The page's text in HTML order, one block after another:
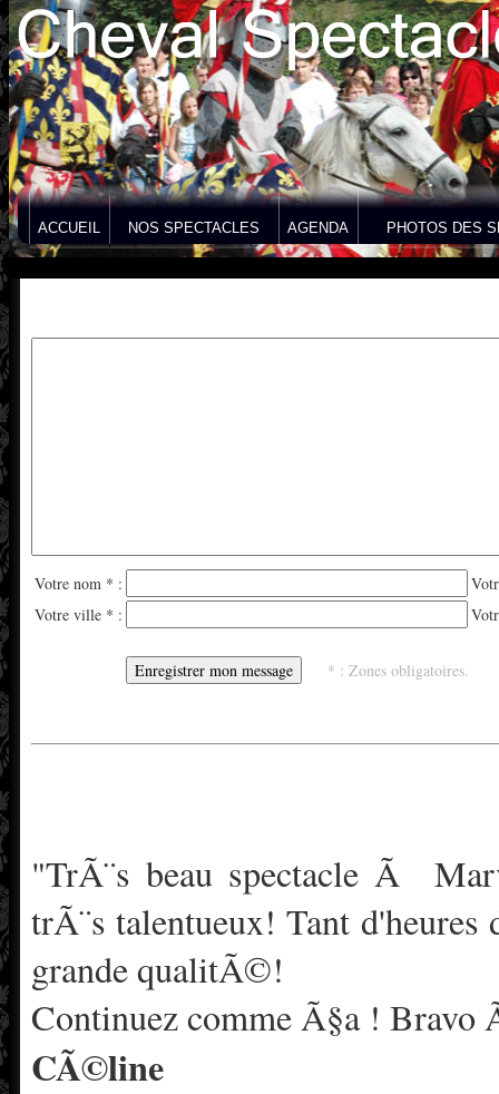
ACCUEIL NOS SPECTACLES AGENDA PHOTOS DES
Votre nom * :
Votre ville * :
* : Zones obligatoires.
"TrÃ¨s beau spectacle Ã
trÃ¨s talentueux! Tant
grande qualitÃ©!
Continuez comme Ã§a !
CÃ©line